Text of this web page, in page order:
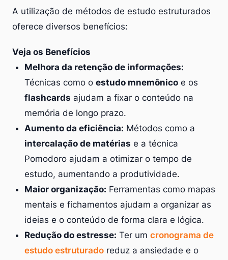
A utilização de métodos de estudo estruturados
oferece diversos benefícios:
Veja os Benefícios
Melhora da retenção de informações:
Técnicas como o estudo mnemônico e os
flashcards ajudam a fixar o conteúdo na
memória de longo prazo.
Aumento da eficiência: Métodos como a
intercalação de matérias e a técnica
Pomodoro ajudam a otimizar o tempo de
estudo, aumentando a produtividade.
Maior organização: Ferramentas como mapas
mentais e fichamentos ajudam a organizar as
ideias e o conteúdo de forma clara e lógica.
Redução do estresse: Ter um cronograma de
estudo estruturado reduz a ansiedade e o